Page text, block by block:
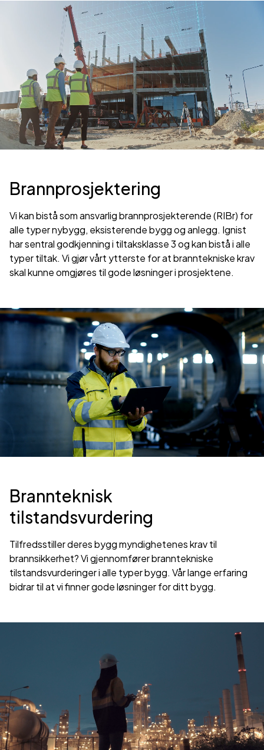
Brannprosjektering
Vi kan bistå som ansvarlig brannprosjekterende (RIBr) for
alle typer nybygg, eksisterende bygg og anlegg. Ignist
har sentral godkjenning i tiltaksklasse 3 og kan bistå i alle
typer tiltak. Vi gjør vårt ytterste for at branntekniske krav
skal kunne omgjøres til gode løsninger i prosjektene.
Brannteknisk
tilstandsvurdering
Tilfredsstiller deres bygg myndighetenes krav til
brannsikkerhet? Vi gjennomfører branntekniske
tilstandsvurderinger i alle typer bygg. Vår lange erfaring
bidrar til at vi finner gode løsninger for ditt bygg.